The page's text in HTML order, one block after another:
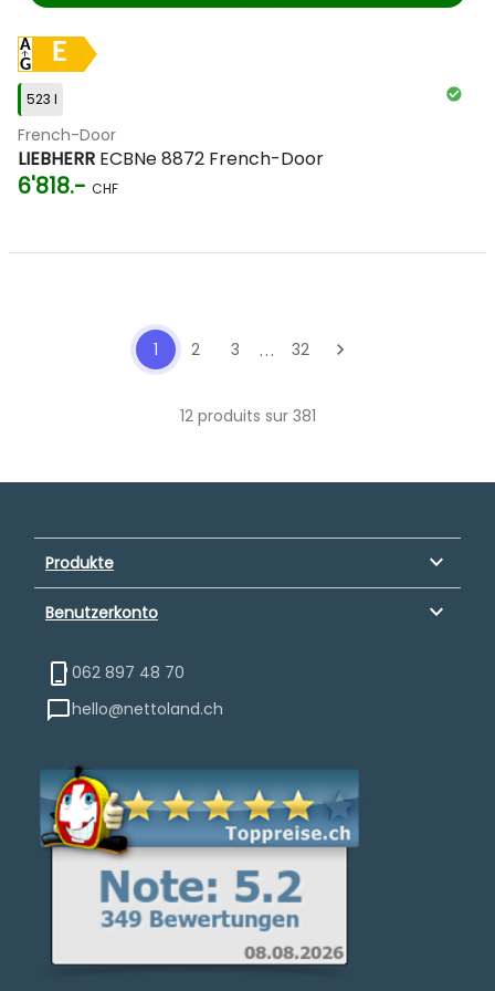
E
523 l
French-Door
LIEBHERR ECBNe 8872 French-Door
6'818.- CHF
1 2 3 ... 32 chevron_right
12 produits sur 381
Produkte keyboard_arrow_down
Benutzerkonto keyboard_arrow_down
062 897 48 70
hello@nettoland.ch